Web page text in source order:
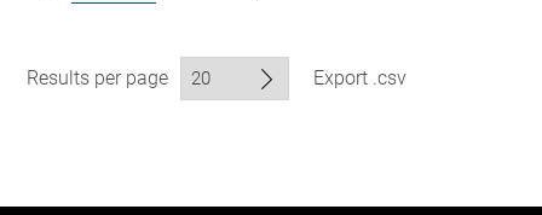
Results per page Export .csv